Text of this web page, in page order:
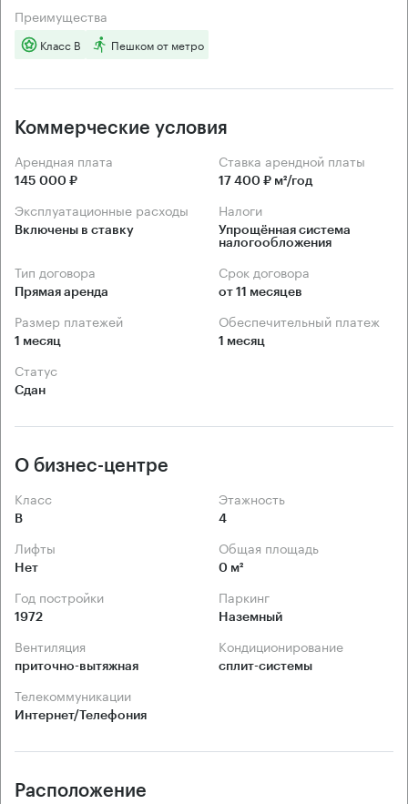
Преимущества
Класс B Пешком от метро
Коммерческие условия
Арендная плата
145 000 ₽
Ставка арендной платы
17 400 ₽ м²/год
Эксплуатационные расходы
Включены в ставку
Налоги
Упрощённая система
налогообложения
Тип договора
Прямая аренда
Срок договора
от 11 месяцев
Размер платежей
1 месяц
Обеспечительный платеж
1 месяц
Статус
Сдан
О бизнес-центре
Класс
B
Этажность
4
Лифты
Нет
Общая площадь
0 м²
Год постройки
1972
Паркинг
Наземный
Вентиляция
приточно-вытяжная
Кондиционирование
сплит-системы
Телекоммуникации
Интернет/Телефония
Расположение